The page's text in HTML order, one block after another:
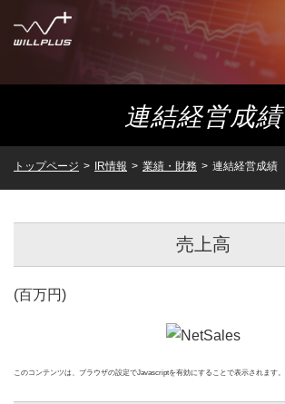
企業情報トップ
企業理念
IR情報
IR情報トップ
トップメッセージ
IRライブラリ
ニュースリリース
決算短信
連結経営成績
トップページ > IR情報 > 業績・財務 > 連結経営成績
売上高
(百万円)
このコンテンツは、ブラウザの設定でJavascriptを有効にすることで表示されます。